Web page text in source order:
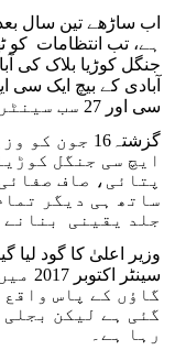
اب ساڑھے تین سال
ہے، تب انتظامات کو
جنگل کوڑیا بلاک کی
آبادی کے بیچ ایک سی
سی اور 27 سب سینٹر ہیں۔
گزشتہ16
ایچ سی جنگل
پتائی، صاف
ساتھ ہی دیگر
جلد یقینی بنانے
وزیر اعلیٰ کا گود لیا
گاؤں کے پاس
گئی ہے لیکن
رہا ہے۔